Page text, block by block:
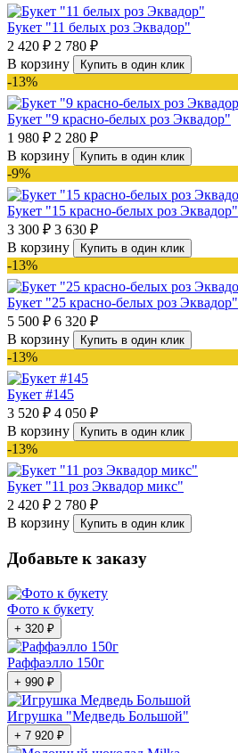
Букет "11 белых роз Эквадор"
2 420 ₽ 2 780 ₽
В корзину
Купить в один клик
-13%
Букет "9 красно-белых роз Эквадор"
1 980 ₽ 2 280 ₽
В корзину
Купить в один клик
-9%
Букет "15 красно-белых роз Эквадор"
3 300 ₽ 3 630 ₽
В корзину
Купить в один клик
-13%
Букет "25 красно-белых роз Эквадор"
5 500 ₽ 6 320 ₽
В корзину
Купить в один клик
-13%
Букет #145
3 520 ₽ 4 050 ₽
В корзину
Купить в один клик
-13%
Букет "11 роз Эквадор микс"
2 420 ₽ 2 780 ₽
В корзину
Купить в один клик
Добавьте к заказу
Фото к букету
+ 320 ₽
Раффаэлло 150г
+ 990 ₽
Игрушка "Медведь Большой"
+ 7 920 ₽